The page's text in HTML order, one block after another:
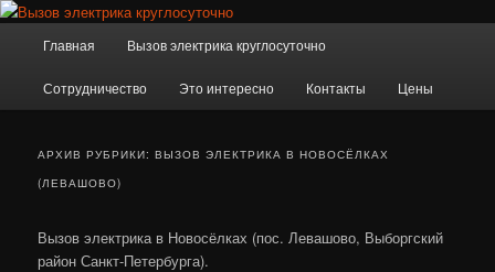
Главная Вызов электрика круглосуточно
Сотрудничество Это интересно Контакты Цены
АРХИВ РУБРИКИ:ВЫЗОВ ЭЛЕКТРИКА В НОВОСЁЛКАХ
(ЛЕВАШОВО)
Вызов электрика в Новосёлках (пос. Левашово, Выборгский
район Санкт-Петербурга).